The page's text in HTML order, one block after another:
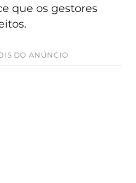
que os gestores
DO ANÚNCIO